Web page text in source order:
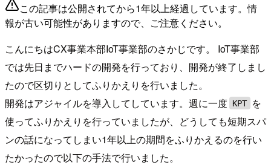
この記事は公開されてから1年以上経過しています。情
報が古い可能性がありますので、ご注意ください。
こんにちはCX事業本部IoT事業部のさかじです。 IoT事業部
では先日までハードの開発を行っており、開発が終了しまし
たので区切りとしてふりかえりを行いました。
開発はアジャイルを導入してしています。週に一度 KPT
を
使ってふりかえりを行っていましたが、どうしても短期スパ
ンの話になってしまい1年以上の期間をふりかえるのを行い
たかったので以下の手法で行いました。